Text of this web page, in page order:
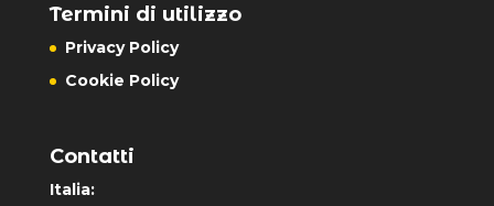
Termini di utilizzo
Privacy Policy
Cookie Policy
Contatti
Italia: